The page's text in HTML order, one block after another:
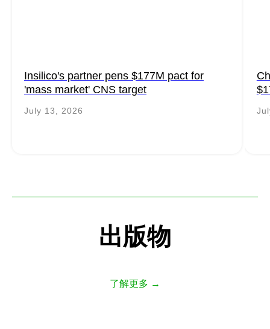
Insilico's partner pens $177M pact for
'mass market' CNS target
July 13, 2026
出版物
了解更多 →